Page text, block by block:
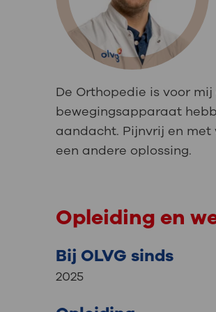
Uw
Uw
Contact
steeds verder uit, zodat u zelf
we u sneller helpen.
Direct naar MijnOLVG
De Orthopedie is voor
bewegingsapparaat
aandacht. Pijnvrij en
een andere oplossing.
Opleiding en
Bij OLVG sinds
2025